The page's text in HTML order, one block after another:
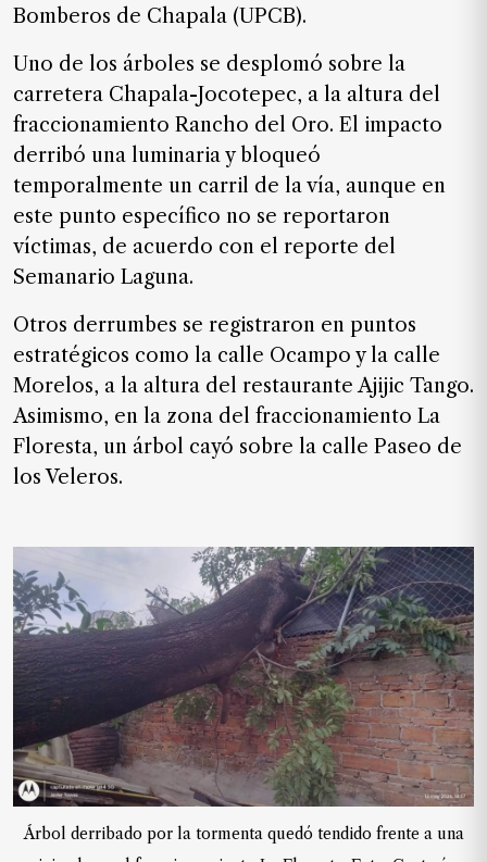
Nosotros
Contáctanos
Anúnciate
con
nosotros
Donativos
Videos
Hemeroteca
de
noticias
FAQ
Bomberos de Chapala (UPCB).
Uno de los árboles se desplomó sobre la
carretera Chapala-Jocotepec, a la altura del
fraccionamiento Rancho del Oro. El impacto
derribó una luminaria y bloqueó
temporalmente un carril de la vía, aunque en
este punto específico no se reportaron
víctimas, de acuerdo con el reporte del
Semanario Laguna.
Otros derrumbes se registraron en puntos
estratégicos como la calle Ocampo y la calle
Morelos, a la altura del restaurante Ajijic Tango.
Asimismo, en la zona del fraccionamiento La
Floresta, un árbol cayó sobre la calle Paseo de
los Veleros.
Árbol derribado por la tormenta quedó tendido frente a una